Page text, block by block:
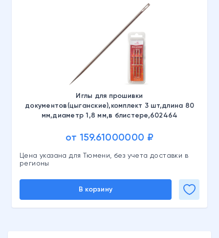
Иглы для прошивки
документов(цыганские),комплект 3 шт,длина 80
мм,диаметр 1,8 мм,в блистере,602464
от 159.61000000 ₽
Цена указана для Тюмени, без учета доставки в
регионы
В корзину